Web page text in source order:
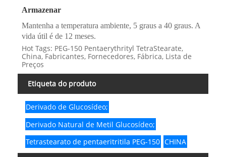
Armazenar
Mantenha a temperatura ambiente, 5 graus a 40 graus. A
vida útil é de 12 meses.
Hot Tags: PEG-150 Pentaerythrityl TetraStearate,
China, Fabricantes, Fornecedores, Fábrica, Lista de
Preços
Etiqueta do produto
Derivado de Glucosídeo;
Derivado Natural de Metil Glucosídeo;
Tetrastearato de pentaeritritila PEG-150 CHINA